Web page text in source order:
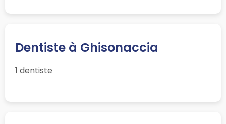
Dentiste à Ghisonaccia
1 dentiste